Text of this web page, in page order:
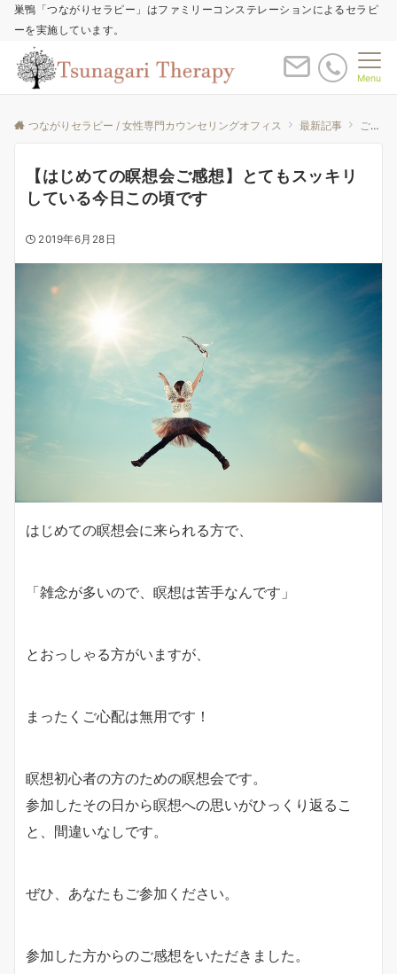
巣鴨「つながりセラピー」はファミリーコンステレーションによるセラピ
ーを実施しています。
Menu
つながりセラピー / 女性専門カウンセリングオフィス 最新記事 ご感想
【はじめての瞑想会ご感想】とてもスッキリ
している今日この頃です
2019年6月28日
はじめての瞑想会に来られる方で、
「雑念が多いので、瞑想は苦手なんです」
とおっしゃる方がいますが、
まったくご心配は無用です！
瞑想初心者の方のための瞑想会です。
参加したその日から瞑想への思いがひっくり返るこ
と、間違いなしです。
ぜひ、あなたもご参加ください。
参加した方からのご感想をいただきました。